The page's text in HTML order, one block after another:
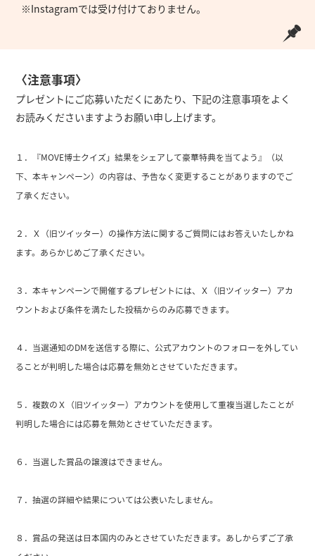
※Instagramでは受け付けておりません。
〈注意事項〉
プレゼントにご応募いただくにあたり、下記の注意事項をよく
お読みくださいますようお願い申し上げます。
１．『MOVE博士クイズ」結果をシェアして豪華特典を当てよう』（以
下、本キャンペーン）の内容は、予告なく変更することがありますのでご
了承ください。
２．Ｘ（旧ツイッター）の操作方法に関するご質問にはお答えいたしかね
ます。あらかじめご了承ください。
３．本キャンペーンで開催するプレゼントには、Ｘ（旧ツイッター）アカ
ウントおよび条件を満たした投稿からのみ応募できます。
４．当選通知のDMを送信する際に、公式アカウントのフォローを外してい
ることが判明した場合は応募を無効とさせていただきます。
５．複数のＸ（旧ツイッター）アカウントを使用して重複当選したことが
判明した場合には応募を無効とさせていただきます。
６．当選した賞品の譲渡はできません。
７．抽選の詳細や結果については公表いたしません。
８．賞品の発送は日本国内のみとさせていただきます。あしからずご了承